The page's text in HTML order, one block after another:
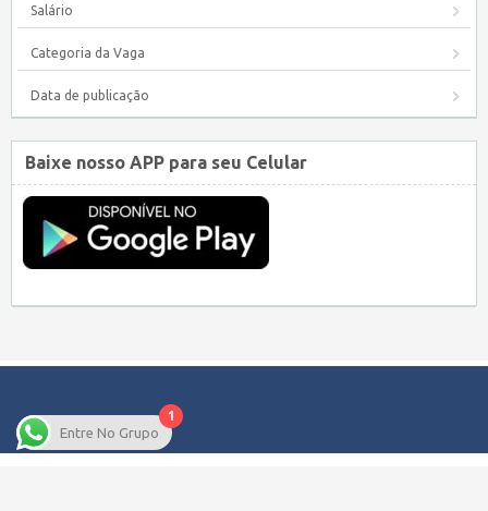
Salário
Categoria da Vaga
Data de publicação
Baixe nosso APP para seu Celular
1
Entre No Grupo